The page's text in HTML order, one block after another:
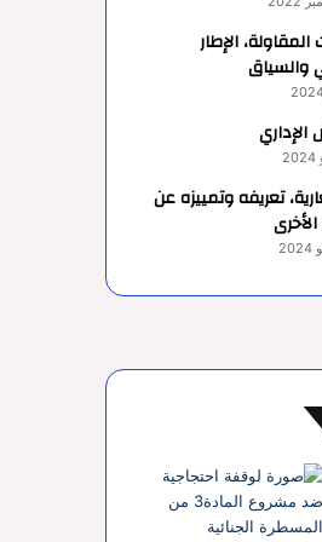
الإطار
والسياق
الإداري
تعريفه وتمييزه عن